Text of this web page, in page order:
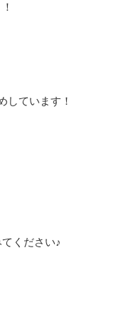
しています！
ください♪